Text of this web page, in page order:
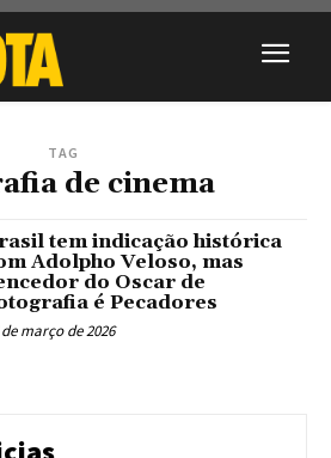
TAG
de cinema
tem indicação histórica
Adolpho Veloso, mas
do Oscar de
é Pecadores
de março de 2026